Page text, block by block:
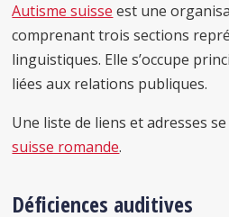
Autisme suisse est une
comprenant trois sections
linguistiques. Elle s’occupe
liées aux relations publiques.
Une liste de liens et adresses
suisse romande.
Déficiences auditives